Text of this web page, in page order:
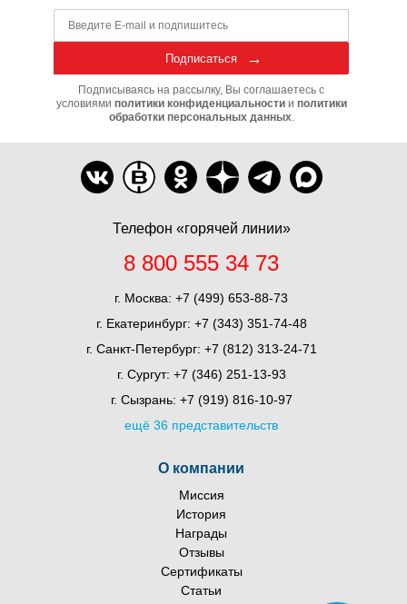
О компании
Миссия
История
Награды
Отзывы
Сертификаты
Статьи
Телефон «горячей линии»
8 800 555 34 73
г. Москва: +7 (499) 653-88-73
г. Екатеринбург: +7 (343) 351-74-48
г. Санкт-Петербург: +7 (812) 313-24-71
г. Сургут: +7 (346) 251-13-93
г. Сызрань: +7 (919) 816-10-97
ещё 36 представительств
Подписаться
Подписываясь на рассылку, Вы соглашаетесь с
условиями политики конфиденциальностии политики
обработки персональных данных.